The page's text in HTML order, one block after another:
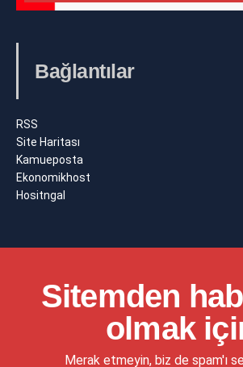
Bağlantılar
RSS
Site Haritası
Kamueposta
Ekonomikhost
Hositngal
Sitemden
olmak
Merak etmeyin, biz de spam'ı